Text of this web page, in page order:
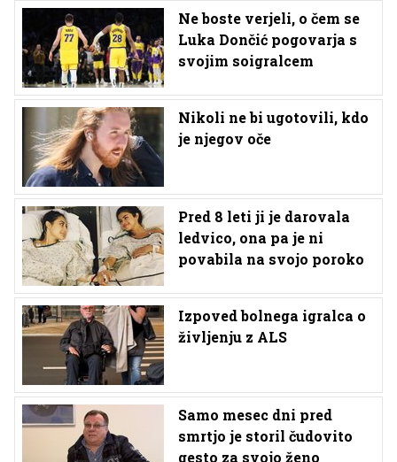
Ne boste verjeli, o čem se
Luka Dončić pogovarja s
svojim soigralcem
Nikoli ne bi ugotovili, kdo
je njegov oče
Pred 8 leti ji je darovala
ledvico, ona pa je ni
povabila na svojo poroko
Izpoved bolnega igralca o
življenju z ALS
Samo mesec dni pred
smrtjo je storil čudovito
gesto za svojo ženo